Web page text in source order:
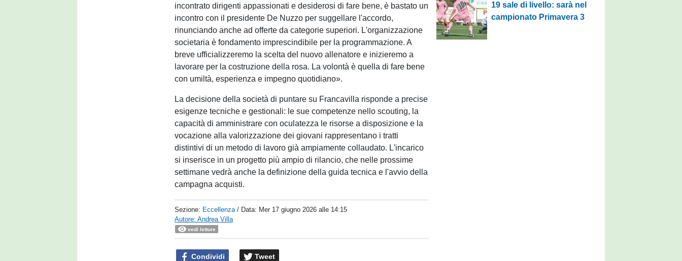
incontrato dirigenti appassionati e desiderosi di fare bene, è bastato un
incontro con il presidente De Nuzzo per suggellare l'accordo,
rinunciando anche ad offerte da categorie superiori. L'organizzazione
societaria è fondamento imprescindibile per la programmazione. A
breve ufficializzeremo la scelta del nuovo allenatore e inizieremo a
lavorare per la costruzione della rosa. La volontà è quella di fare bene
con umiltà, esperienza e impegno quotidiano».
La decisione della società di puntare su Francavilla risponde a precise
esigenze tecniche e gestionali: le sue competenze nello scouting, la
capacità di amministrare con oculatezza le risorse a disposizione e la
vocazione alla valorizzazione dei giovani rappresentano i tratti
distintivi di un metodo di lavoro già ampiamente collaudato. L'incarico
si inserisce in un progetto più ampio di rilancio, che nelle prossime
settimane vedrà anche la definizione della guida tecnica e l'avvio della
campagna acquisti.
Sezione: Eccellenza / Data: Mer 17 giugno 2026 alle 14:15
Autore: Andrea Villa
vedi letture
Condividi Tweet
19 sale di livello: sarà nel
campionato Primavera 3